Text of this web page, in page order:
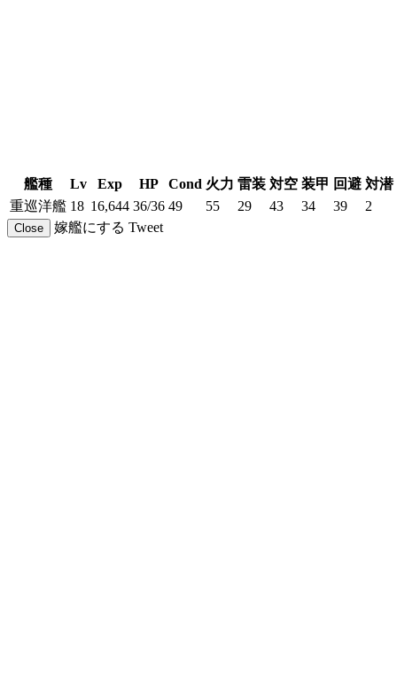
艦種 Lv Exp HP Cond 火力 雷装 対空 装甲 回避 対潜
重巡洋艦 18 16,644 36/36 49 55 29 43 34 39 2
Close 嫁艦にする Tweet